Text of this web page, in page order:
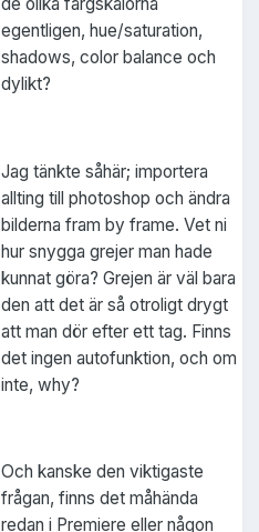
egentligen, hue/saturation,
shadows, color balance och
dylikt?
Jag tänkte såhär; importera
allting till photoshop och ändra
bilderna fram by frame. Vet ni
hur snygga grejer man hade
kunnat göra? Grejen är väl bara
den att det är så otroligt drygt
att man dör efter ett tag. Finns
det ingen autofunktion, och om
inte, why?
Och kanske den viktigaste
frågan, finns det måhända
redan i Premiere eller någon